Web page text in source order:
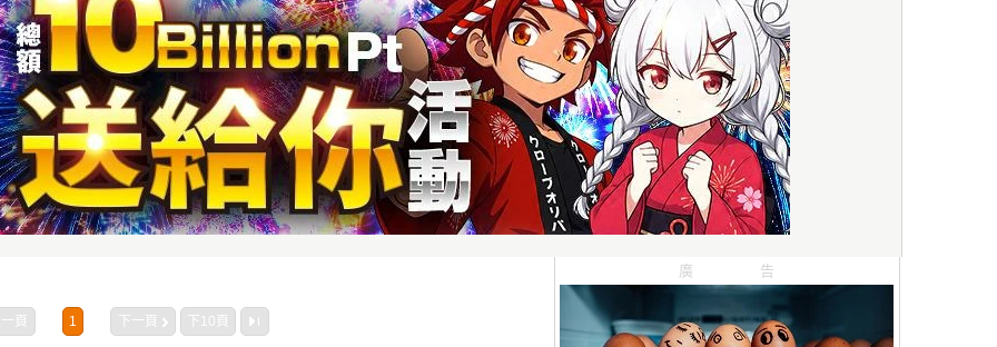
過多對於產...
頁 1 下一頁 下10頁
廣告